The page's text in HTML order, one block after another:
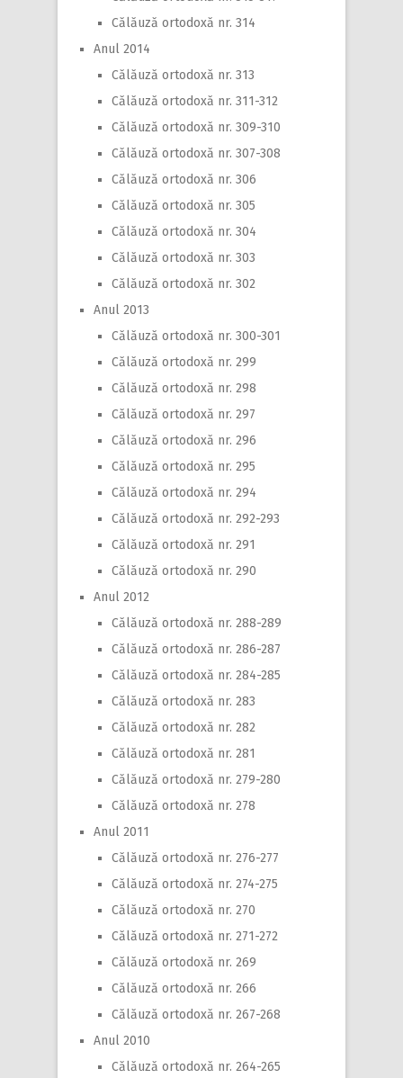
Călăuză ortodoxă nr. 314
Anul 2014
Călăuză ortodoxă nr. 313
Călăuză ortodoxă nr. 311-312
Călăuză ortodoxă nr. 309-310
Călăuză ortodoxă nr. 307-308
Călăuză ortodoxă nr. 306
Călăuză ortodoxă nr. 305
Călăuză ortodoxă nr. 304
Călăuză ortodoxă nr. 303
Călăuză ortodoxă nr. 302
Anul 2013
Călăuză ortodoxă nr. 300-301
Călăuză ortodoxă nr. 299
Călăuză ortodoxă nr. 298
Călăuză ortodoxă nr. 297
Călăuză ortodoxă nr. 296
Călăuză ortodoxă nr. 295
Călăuză ortodoxă nr. 294
Călăuză ortodoxă nr. 292-293
Călăuză ortodoxă nr. 291
Călăuză ortodoxă nr. 290
Anul 2012
Călăuză ortodoxă nr. 288-289
Călăuză ortodoxă nr. 286-287
Călăuză ortodoxă nr. 284-285
Călăuză ortodoxă nr. 283
Călăuză ortodoxă nr. 282
Călăuză ortodoxă nr. 281
Călăuză ortodoxă nr. 279-280
Călăuză ortodoxă nr. 278
Anul 2011
Călăuză ortodoxă nr. 276-277
Călăuză ortodoxă nr. 274-275
Călăuză ortodoxă nr. 270
Călăuză ortodoxă nr. 271-272
Călăuză ortodoxă nr. 269
Călăuză ortodoxă nr. 266
Călăuză ortodoxă nr. 267-268
Anul 2010
Călăuză ortodoxă nr. 264-265